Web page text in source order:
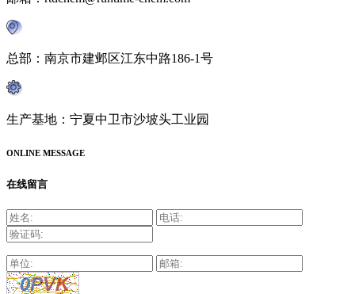
总部：南京市建邺区江东中路186-1号
生产基地：宁夏中卫市沙坡头工业园
ONLINE MESSAGE
在线留言